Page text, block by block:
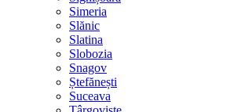
Simeria
Slănic
Slatina
Slobozia
Snagov
Ștefănești
Suceava